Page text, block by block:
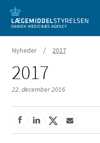
Nyheder / 2017
2017
22. december 2016